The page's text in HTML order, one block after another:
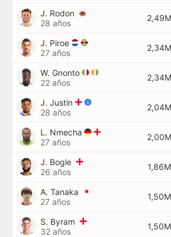
J. Rodon
28 años
2,49M
J. Piroe
27 años
2,34M
W. Gnonto
22 años
2,34M
J. Justin
28 años
2,04M
L. Nmecha
27 años
2,00M
J. Bogle
26 años
1,86M
A. Tanaka
27 años
1,50M
S. Byram
32 años
1,50M